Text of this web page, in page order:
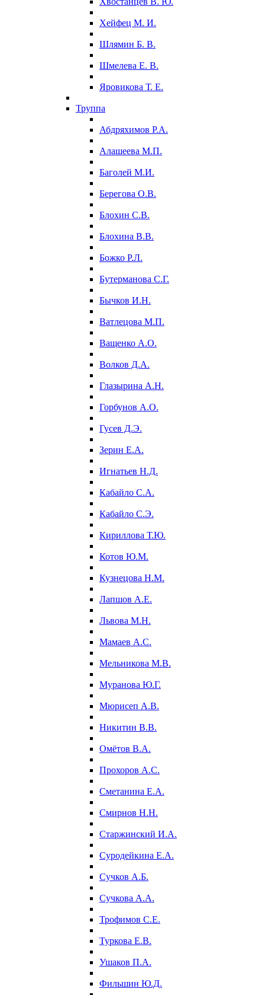
Хейфец М. И.
Шлямин Б. В.
Шмелева Е. В.
Яровикова Т. Е.
Труппа
Абдряхимов Р.А.
Алашеева М.П.
Баголей М.И.
Берегова О.В.
Блохин С.В.
Блохина В.В.
Божко Р.Л.
Бутерманова С.Г.
Бычков И.Н.
Ватлецова М.П.
Ващенко А.О.
Волков Д.А.
Глазырина А.Н.
Горбунов А.О.
Гусев Д.Э.
Зерин Е.А.
Игнатьев Н.Д.
Кабайло С.А.
Кабайло С.Э.
Кириллова Т.Ю.
Котов Ю.М.
Кузнецова Н.М.
Лапшов А.Е.
Львова М.Н.
Мамаев А.С.
Мельникова М.В.
Муранова Ю.Г.
Мюрисеп А.В.
Никитин В.В.
Омётов В.А.
Прохоров А.С.
Сметанина Е.А.
Смирнов Н.Н.
Старжинский И.А.
Суродейкина Е.А.
Сучков А.Б.
Сучкова А.А.
Трофимов С.Е.
Туркова Е.В.
Ушаков П.А.
Фильшин Ю.Д.